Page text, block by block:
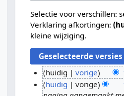
Selectie voor verschillen:
Verklaring afkortingen:
kleine wijziging.
1
huidig vorige
G
e
huidig vorige